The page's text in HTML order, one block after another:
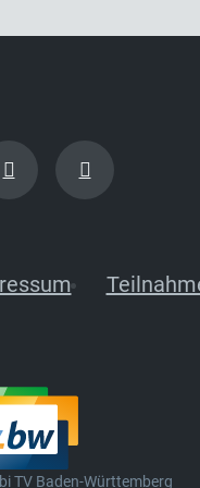
TV Baden-Württemberg